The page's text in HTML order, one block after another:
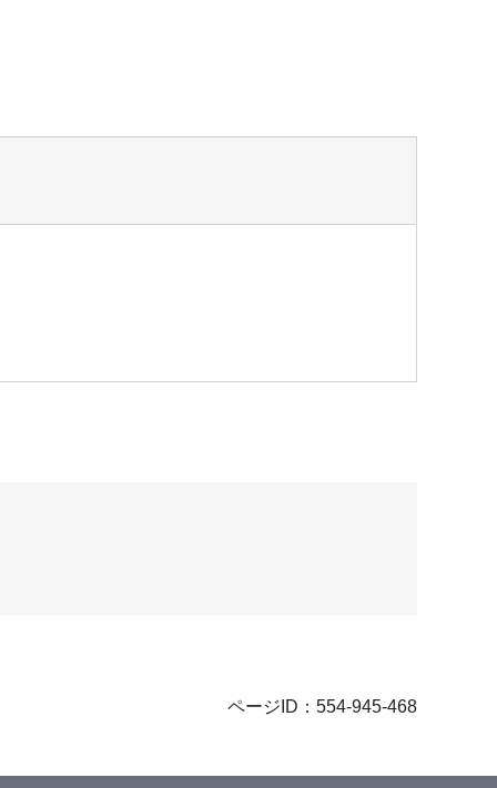
ページID：554-945-468